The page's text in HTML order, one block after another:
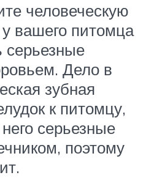
человеческую
вашего питомца
серьезные
Дело в
зубная
к питомцу,
серьезные
поэтому